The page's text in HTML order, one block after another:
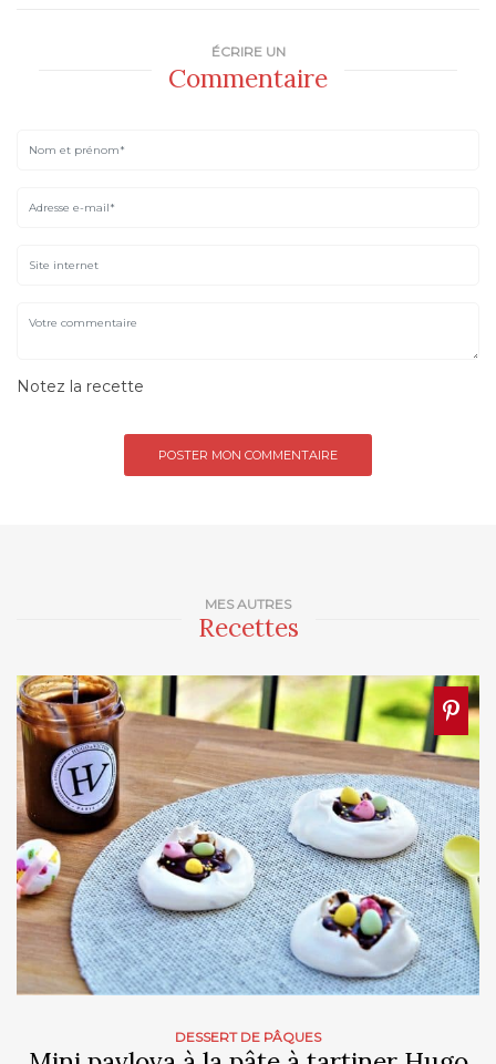
MES AUTRES
Recettes
DESSERT DE PÂQUES
ÉCRIRE UN
Commentaire
Notez la recette